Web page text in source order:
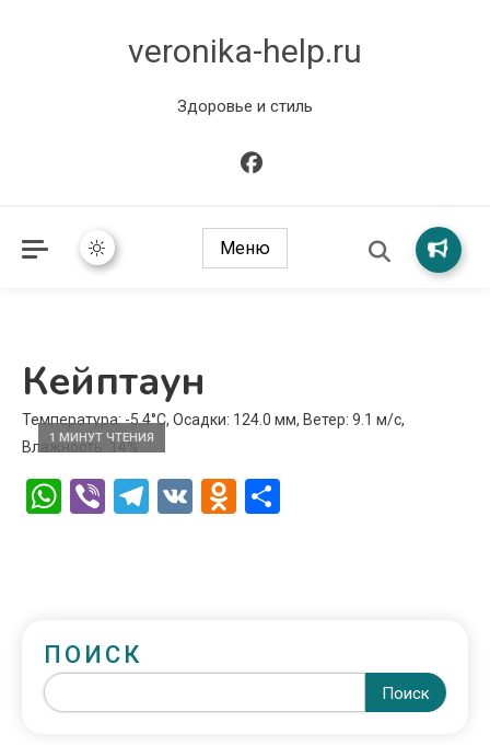
veronika-help.ru
Здоровье и стиль
Меню
Кейптаун
1 МИНУТ ЧТЕНИЯ
Температура: -5.4°C, Осадки: 124.0 мм, Ветер: 9.1 м/с,
Влажность: 14%
WhatsApp
ViberTelegram
VK Odnoklassniki
ПОИСК
Поиск